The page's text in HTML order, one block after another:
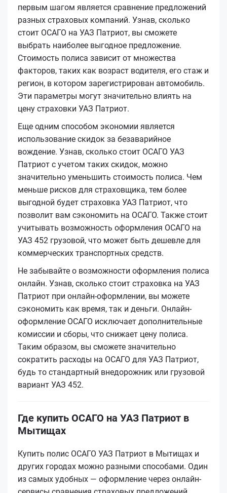
первым шагом является сравнение предложений
разных страховых компаний. Узнав, сколько
стоит ОСАГО на УАЗ Патриот, вы сможете
выбрать наиболее выгодное предложение.
Стоимость полиса зависит от множества
факторов, таких как возраст водителя, его стаж и
регион, в котором зарегистрирован автомобиль.
Эти параметры могут значительно влиять на
цену страховки УАЗ Патриот.
Еще одним способом экономии является
использование скидок за безаварийное
вождение. Узнав, сколько стоит ОСАГО УАЗ
Патриот с учетом таких скидок, можно
значительно уменьшить стоимость полиса. Чем
меньше рисков для страховщика, тем более
выгодной будет страховка УАЗ Патриот, что
позволит вам сэкономить на ОСАГО. Также стоит
учитывать возможность оформления ОСАГО на
УАЗ 452 грузовой, что может быть дешевле для
коммерческих транспортных средств.
Не забывайте о возможности оформления полиса
онлайн. Узнав, сколько стоит страховка на УАЗ
Патриот при онлайн-оформлении, вы можете
сэкономить как время, так и деньги. Онлайн-
оформление ОСАГО исключает дополнительные
комиссии и сборы, что снижает цену полиса.
Таким образом, вы сможете значительно
сократить расходы на ОСАГО для УАЗ Патриот,
будь то стандартный внедорожник или грузовой
вариант УАЗ 452.
Где купить ОСАГО на УАЗ Патриот в
Мытищах
Купить полис ОСАГО УАЗ Патриот в Мытищах и
других городах можно разными способами. Один
из самых удобных — оформление через онлайн-